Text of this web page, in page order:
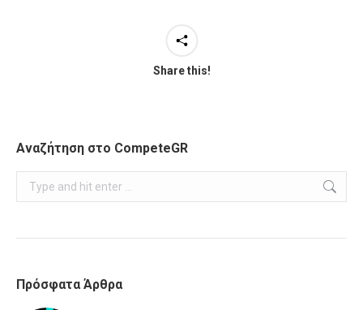
Share this!
Αναζήτηση στο CompeteGR
Search:
Πρόσφατα Άρθρα